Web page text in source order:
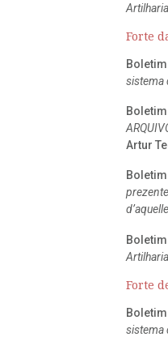
Forte
sistema
Artur
Forte
sistema